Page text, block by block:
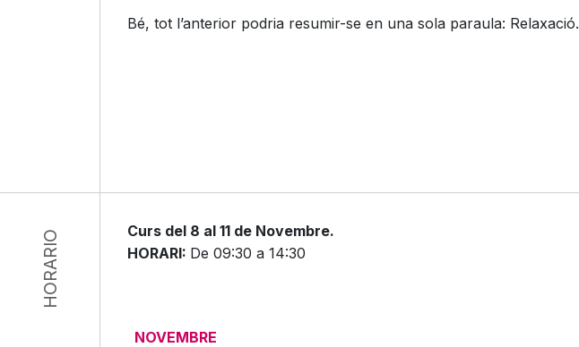
Bé, tot l’anterior podria resumir-se en una sola paraula: Relaxació.
HORARIO
Curs del 8 al 11 de Novembre.
HORARI: De 09:30 a 14:30
NOVEMBRE